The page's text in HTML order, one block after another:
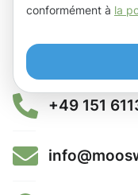
conformément à la
+49 151